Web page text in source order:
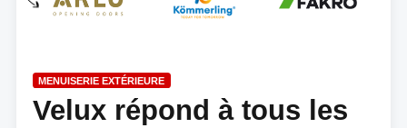
MENUISERIE EXTÉRIEURE
Velux répond à tous les